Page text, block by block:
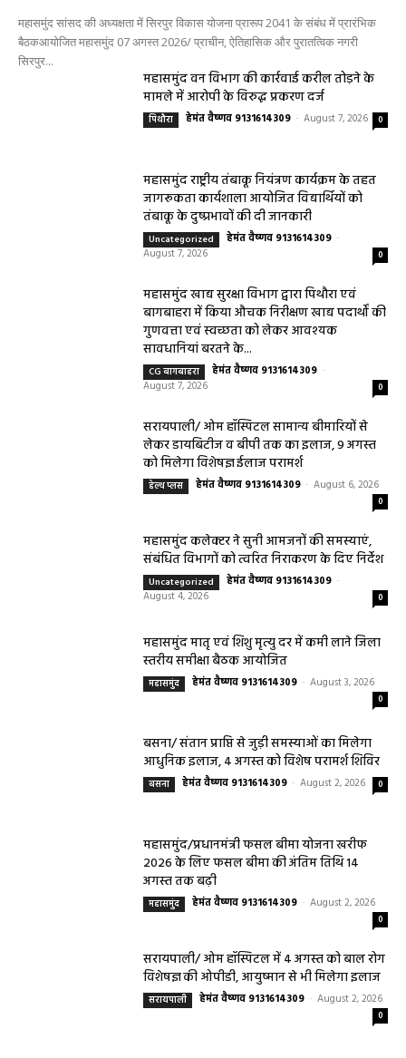
महासमुंद सांसद की अध्यक्षता में सिरपुर विकास योजना प्रारूप 2041 के संबंध में प्रारंभिक
बैठकआयोजित महासमुंद 07 अगस्त 2026/ प्राचीन, ऐतिहासिक और पुरातत्विक नगरी
सिरपुर...
महासमुंद वन विभाग की कार्रवाई करील तोड़ने के
मामले में आरोपी के विरुद्ध प्रकरण दर्ज
पिथौरा हेमंत वैष्णव 9131614309 - August 7, 2026 0
महासमुंद राष्ट्रीय तंबाकू नियंत्रण कार्यक्रम के तहत
जागरूकता कार्यशाला आयोजित विद्यार्थियों को
तंबाकू के दुष्प्रभावों की दी जानकारी
Uncategorized हेमंत वैष्णव 9131614309 -
August 7, 2026
0
महासमुंद खाद्य सुरक्षा विभाग द्वारा पिथौरा एवं
बागबाहरा में किया औचक निरीक्षण खाद्य पदार्थों की
गुणवत्ता एवं स्वच्छता को लेकर आवश्यक
सावधानियां बरतने के...
CG बागबाहरा हेमंत वैष्णव 9131614309 -
August 7, 2026
0
सरायपाली/ ओम हॉस्पिटल सामान्य बीमारियों से
लेकर डायबिटीज व बीपी तक का इलाज, 9 अगस्त
को मिलेगा विशेषज्ञ ईलाज परामर्श
हेल्थ प्लस हेमंत वैष्णव 9131614309 - August 6, 2026
0
महासमुंद कलेक्टर ने सुनी आमजनों की समस्याएं,
संबंधित विभागों को त्वरित निराकरण के दिए निर्देश
Uncategorized हेमंत वैष्णव 9131614309 -
August 4, 2026
0
महासमुंद मातृ एवं शिशु मृत्यु दर में कमी लाने जिला
स्तरीय समीक्षा बैठक आयोजित
महासमुंद हेमंत वैष्णव 9131614309 - August 3, 2026
0
बसना/ संतान प्राप्ति से जुड़ी समस्याओं का मिलेगा
आधुनिक इलाज, 4 अगस्त को विशेष परामर्श शिविर
बसना हेमंत वैष्णव 9131614309 - August 2, 2026 0
महासमुंद/प्रधानमंत्री फसल बीमा योजना खरीफ
2026 के लिए फसल बीमा की अंतिम तिथि 14
अगस्त तक बढ़ी
महासमुंद हेमंत वैष्णव 9131614309 - August 2, 2026
0
सरायपाली/ ओम हॉस्पिटल में 4 अगस्त को बाल रोग
विशेषज्ञ की ओपीडी, आयुष्मान से भी मिलेगा इलाज
सरायपाली हेमंत वैष्णव 9131614309 - August 2, 2026
0